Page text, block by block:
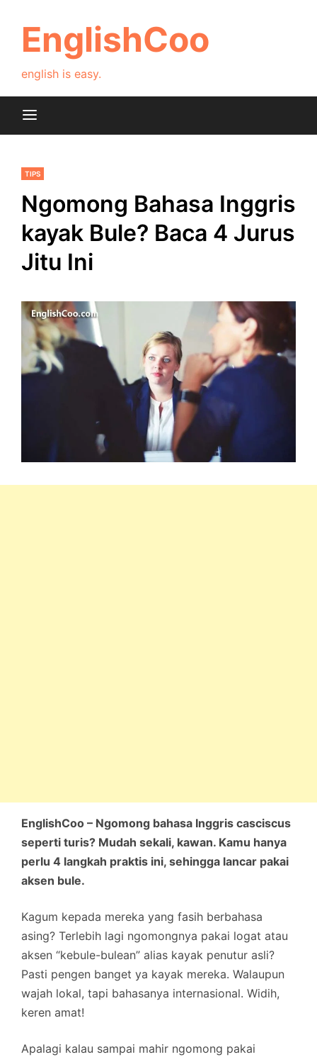
contentEnglishCoo
english is easy.
TIPS
Ngomong Bahasa Inggris
kayak Bule? Baca 4 Jurus
Jitu Ini
EnglishCoo – Ngomong bahasa Inggris casciscus
seperti turis? Mudah sekali, kawan. Kamu hanya
perlu 4 langkah praktis ini, sehingga lancar pakai
aksen bule.
Kagum kepada mereka yang fasih berbahasa
asing? Terlebih lagi ngomongnya pakai logat atau
aksen “kebule-bulean” alias kayak penutur asli?
Pasti pengen banget ya kayak mereka. Walaupun
wajah lokal, tapi bahasanya internasional. Widih,
keren amat!
Apalagi kalau sampai mahir ngomong pakai